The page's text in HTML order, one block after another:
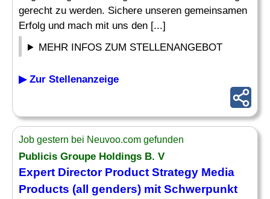
gerecht zu werden. Sichere unseren gemeinsamen
Erfolg und mach mit uns den [...]
MEHR INFOS ZUM STELLENANGEBOT
▶ Zur Stellenanzeige
Job gestern bei Neuvoo.com gefunden
Publicis Groupe Holdings B. V
Expert Director Product Strategy Media
Products (all genders) mit Schwerpunkt